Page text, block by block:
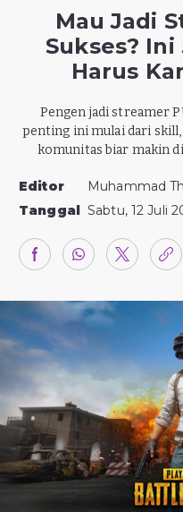
Mau Jadi
Sukses?
Harus
Pengen jadi streamer
penting ini mulai dari
komunitas biar makin
Editor
Muhammad
Tanggal Sabtu, 12 Juli